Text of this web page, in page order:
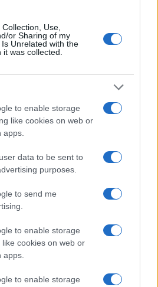
Use,
or Sharing of my
Unrelated with the
was collected.
to enable storage
like cookies on web or
data to be sent to
purposes.
to send me
to enable storage
cookies on web or
to enable storage
#Stolac